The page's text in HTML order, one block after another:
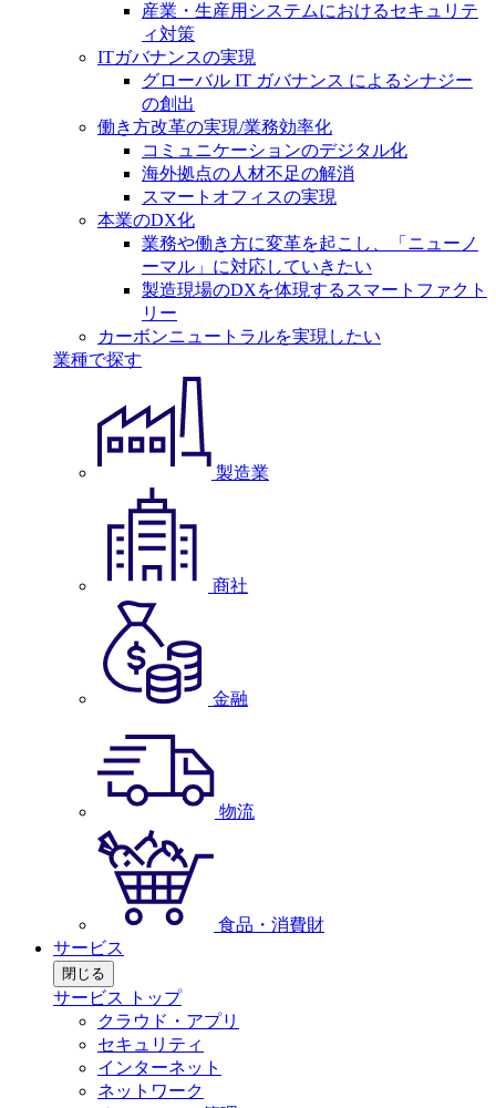
産業・生産用システムにおけるセキュリテ
ィ対策
ITガバナンスの実現
グローバル IT ガバナンス によるシナジー
の創出
働き方改革の実現/業務効率化
コミュニケーションのデジタル化
海外拠点の人材不足の解消
スマートオフィスの実現
本業のDX化
業務や働き方に変革を起こし、「ニューノ
ーマル」に対応していきたい
製造現場のDXを体現するスマートファクト
リー
カーボンニュートラルを実現したい
業種で探す
製造業
商社
金融
物流
食品・消費財
サービス
閉じる
サービス トップ
クラウド・アプリ
セキュリティ
インターネット
ネットワーク